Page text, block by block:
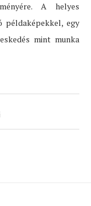
A helyes
példaképekkel, egy
mint munka